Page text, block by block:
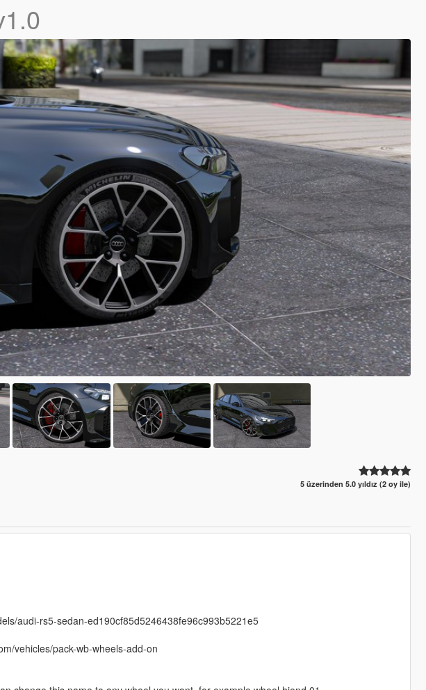
5 üzerinden 5.0 yıldız (2 oy ile)
audi-rs5-sedan-ed190cf85d5246438fe96c993b5221e5
vehicles/pack-wb-wheels-add-on